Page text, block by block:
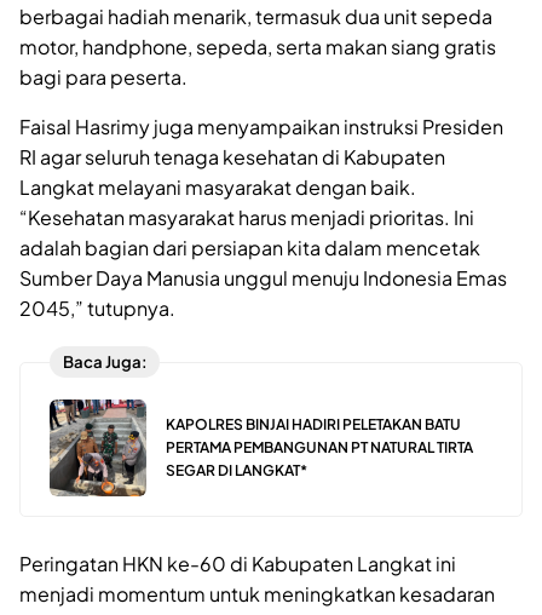
berbagai hadiah menarik, termasuk dua unit sepeda
motor, handphone, sepeda, serta makan siang gratis
bagi para peserta.
Faisal Hasrimy juga menyampaikan instruksi Presiden
RI agar seluruh tenaga kesehatan di Kabupaten
Langkat melayani masyarakat dengan baik.
“Kesehatan masyarakat harus menjadi prioritas. Ini
adalah bagian dari persiapan kita dalam mencetak
Sumber Daya Manusia unggul menuju Indonesia Emas
2045,” tutupnya.
Baca Juga:
KAPOLRES BINJAI HADIRI PELETAKAN BATU
PERTAMA PEMBANGUNAN PT NATURAL TIRTA
SEGAR DI LANGKAT*
Peringatan HKN ke-60 di Kabupaten Langkat ini
menjadi momentum untuk meningkatkan kesadaran